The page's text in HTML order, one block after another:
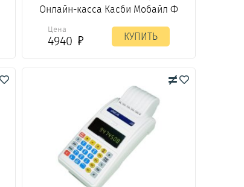
Онлайн-касса Касби Мобайл Ф
Цена
4940 КУПИТЬ